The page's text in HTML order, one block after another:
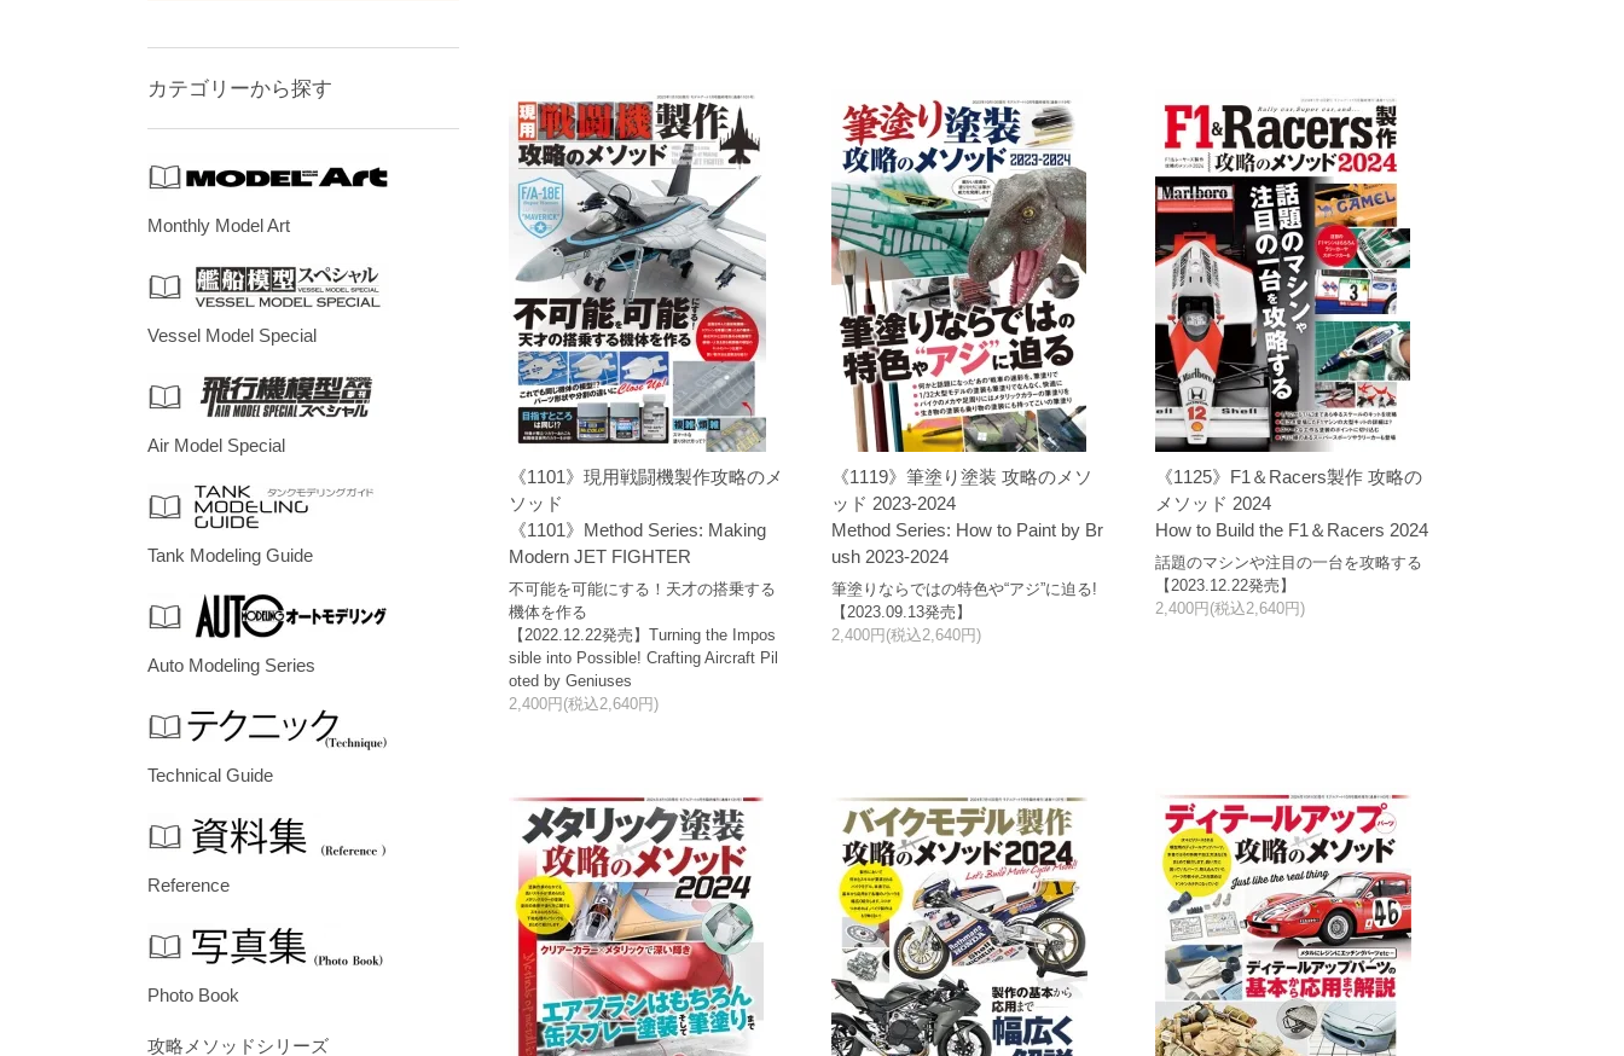
《1101》現用戦闘機製作攻略のメ
ソッド
《1101》Method Series: Making
Modern JET FIGHTER
不可能を可能にする！天才の搭乗する
機体を作る
【2022.12.22発売】Turning the Impos
sible into Possible! Crafting Aircraft Pil
oted by Geniuses
2,400円(税込2,640円)
《1119》筆塗り塗装 攻略のメソ
ッド 2023-2024
Method Series: How to Paint by Br
ush 2023-2024
筆塗りならではの特色や“アジ”に迫る!
【2023.09.13発売】
2,400円(税込2,640円)
《1125》F1＆Racers製作 攻略の
メソッド 2024
How to Build the F1＆Racers 2024
話題のマシンや注目の一台を攻略する
【2023.12.22発売】
2,400円(税込2,640円)
カテゴリーから探す
Monthly Model Art
Vessel Model Special
Air Model Special
Tank Modeling Guide
Auto Modeling Series
Technical Guide
Reference
Photo Book
攻略メソッドシリーズ